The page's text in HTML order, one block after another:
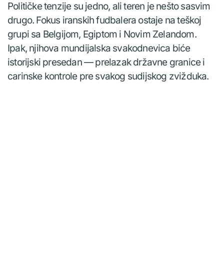
Političke tenzije su jedno, ali teren je nešto sasvim
drugo. Fokus iranskih fudbalera ostaje na teškoj
grupi sa Belgijom, Egiptom i Novim Zelandom.
Ipak, njihova mundijalska svakodnevica biće
istorijski presedan — prelazak državne granice i
carinske kontrole pre svakog sudijskog zvižduka.